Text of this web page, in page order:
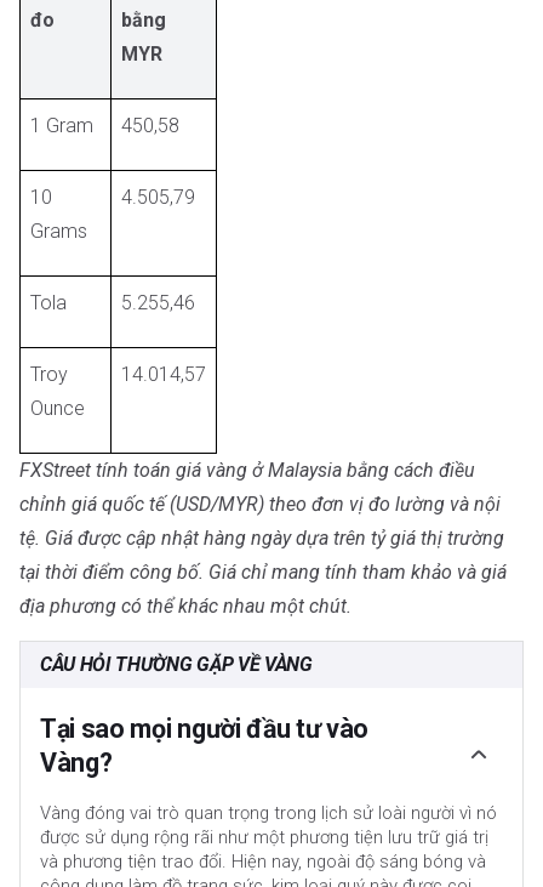
đo
bằng
MYR
1 Gram 450,58
10
Grams
4.505,79
Tola 5.255,46
Troy
Ounce
14.014,57
FXStreet tính toán giá vàng ở Malaysia bằng cách điều
chỉnh giá quốc tế (USD/MYR) theo đơn vị đo lường và nội
tệ. Giá được cập nhật hàng ngày dựa trên tỷ giá thị trường
tại thời điểm công bố. Giá chỉ mang tính tham khảo và giá
địa phương có thể khác nhau một chút.
CÂU HỎI THƯỜNG GẶP VỀ VÀNG
Tại sao mọi người đầu tư vào
Vàng?
Vàng đóng vai trò quan trọng trong lịch sử loài người vì nó
được sử dụng rộng rãi như một phương tiện lưu trữ giá trị
và phương tiện trao đổi. Hiện nay, ngoài độ sáng bóng và